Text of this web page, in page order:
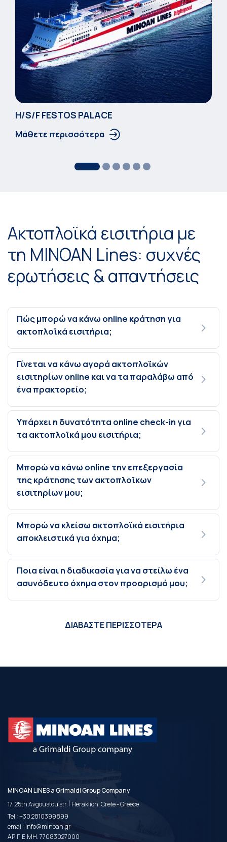
Η/S/F FESTOS PALACΕ
Μάθετε περισσότερα
Ακτοπλοϊκά εισιτήρια με
τη MINOAN Lines: συχνές
ερωτήσεις & απαντήσεις
Πώς μπορώ να κάνω online κράτηση για
ακτοπλοϊκά εισιτήρια;
Γίνεται να κάνω αγορά ακτοπλοϊκών
εισιτηρίων online και να τα παραλάβω από
ένα πρακτορείο;
Υπάρχει η δυνατότητα online check-in για
τα ακτοπλοϊκά μου εισιτήρια;
Μπορώ να κάνω online την επεξεργασία
της κράτησης των ακτοπλοϊκων
εισιτηρίων μου;
Μπορώ να κλείσω ακτοπλοϊκά εισιτήρια
αποκλειστικά για όχημα;
Ποια είναι η διαδικασία για να στείλω ένα
ασυνόδευτο όχημα στον προορισμό μου;
ΔΙΑΒΑΣΤΕ ΠΕΡΙΣΣΟΤΕΡΑ
MINOAN LINES a Grimaldi Group Company
17, 25th Avgoustou str. | Heraklion, Crete - Greece
Tel.:+30 2810399899
email:info@minoan.gr
ΑΡ.Γ.Ε.ΜΗ. 77083027000